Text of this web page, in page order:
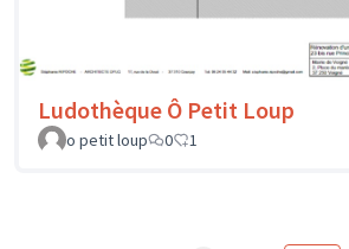
Ludothèque Ô Petit Loup
o petit loup
0 1